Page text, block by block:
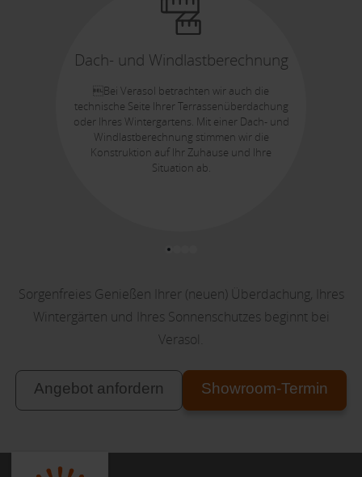
Dach- und Windlastberechnung
Bei Verasol betrachten wir auch die
technische Seite Ihrer Terrassenüberdachung
oder Ihres Wintergartens. Mit einer Dach- und
Windlastberechnung stimmen wir die
Konstruktion auf Ihr Zuhause und Ihre
Situation ab.
Sorgenfreies Genießen Ihrer (neuen) Überdachung, Ihres
Wintergärten und Ihres Sonnenschutzes beginnt bei
Verasol.
Angebot anfordern Showroom-Termin